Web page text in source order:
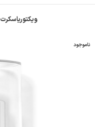
ویکتوریاسکرت
ناموجود